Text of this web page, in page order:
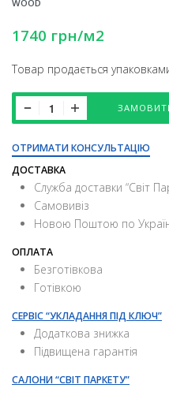
WOOD
1740 грн/м2
Товар продається
ОТРИМАТИ КОНСУЛЬТАЦІЮ
ДОСТАВКА
Служба доставки “Свiт
Самовивіз
Новою Поштою по
ОПЛАТА
Безготівкова
Готівкою
СЕРВІС “УКЛАДАННЯ ПІД КЛЮЧ”
Додаткова знижка
Підвищена гарантія
САЛОНИ “СВІТ ПАРКЕТУ”